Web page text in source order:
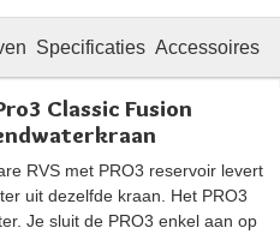
Specificaties Accessoires
Classic Fusion
RVS met PRO3 reservoir levert
uit dezelfde kraan. Het PRO3
Je sluit de PRO3 enkel aan op